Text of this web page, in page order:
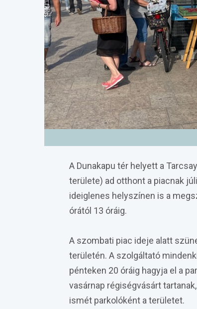
A Dunakapu tér helyett a
területe) ad otthont a piacnak
ideiglenes helyszínen is a
órától 13 óráig.
A szombati piac ideje alatt
területén. A szolgáltató
pénteken 20 óráig hagyja el a
vasárnap régiségvásárt
ismét parkolóként a területet.